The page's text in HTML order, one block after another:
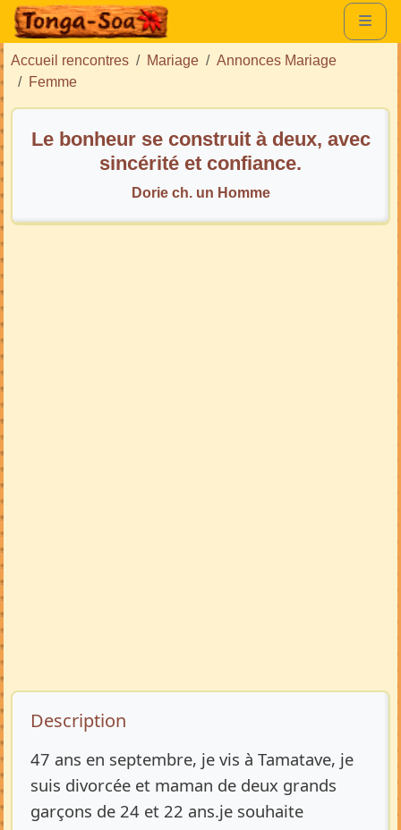
Accueil rencontres Mariage
Annonces Mariage
Femme
Le bonheur se construit à deux, avec
sincérité et confiance.
Dorie ch. un Homme
Description de l’annonce
Description
47 ans en septembre, je vis à Tamatave, je
suis divorcée et maman de deux grands
garçons de 24 et 22 ans.je souhaite